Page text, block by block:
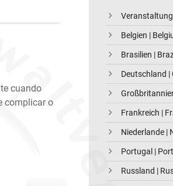
Belgien |
Brasilien |
Deutschland |
Frankreich |
Niederlande |
Portugal |
Russland |
cuando
complicar o